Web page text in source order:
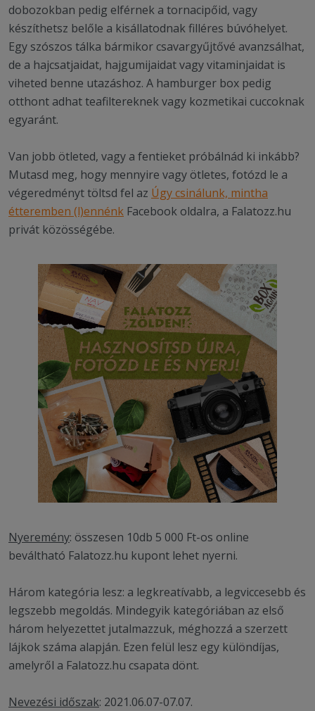
dobozokban pedig elférnek a tornacipőid, vagy
készíthetsz belőle a kisállatodnak filléres búvóhelyet.
Egy szószos tálka bármikor csavargyűjtővé avanzsálhat,
de a hajcsatjaidat, hajgumijaidat vagy vitaminjaidat is
viheted benne utazáshoz. A hamburger box pedig
otthont adhat teafiltereknek vagy kozmetikai cuccoknak
egyaránt.
Van jobb ötleted, vagy a fentieket próbálnád ki inkább?
Mutasd meg, hogy mennyire vagy ötletes, fotózd le a
végeredményt töltsd fel az Úgy csinálunk, mintha
étteremben (l)ennénk Facebook oldalra, a Falatozz.hu
privát közösségébe.
Nyeremény: összesen 10db 5 000 Ft-os online
beváltható Falatozz.hu kupont lehet nyerni.
Három kategória lesz: a legkreatívabb, a legviccesebb és
legszebb megoldás. Mindegyik kategóriában az első
három helyezettet jutalmazzuk, méghozzá a szerzett
lájkok száma alapján. Ezen felül lesz egy különdíjas,
amelyről a Falatozz.hu csapata dönt.
Nevezési időszak: 2021.06.07-07.07.